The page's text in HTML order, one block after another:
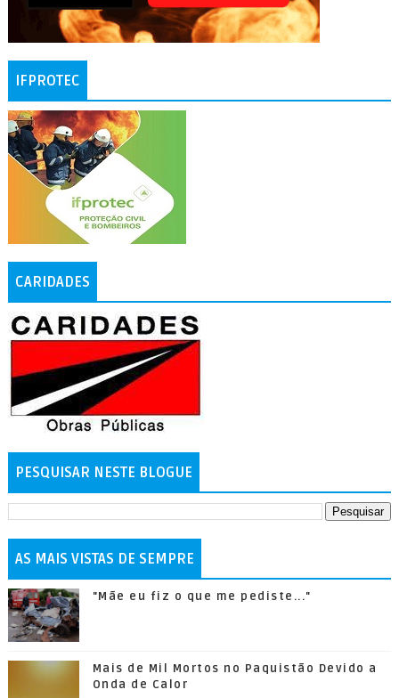
IFPROTEC
CARIDADES
PESQUISAR NESTE BLOGUE
AS MAIS VISTAS DE SEMPRE
"Mãe eu fiz o que me pediste..."
Mais de Mil Mortos no Paquistão Devido a
Onda de Calor